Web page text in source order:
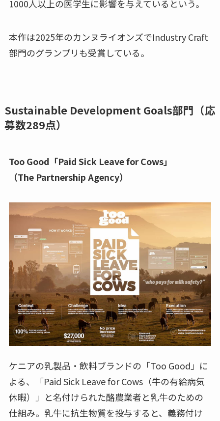
1000人以上の医学生に影響を与えているという。
本作は2025年のカンヌライオンズでIndustry Craft
部門のグランプリも受賞している。
Sustainable Development Goals部門（応
募数289点）
Too Good「Paid Sick Leave for Cows」
（The Partnership Agency）
ケニアの乳製品・飲料ブランドの「Too Good」に
よる、「Paid Sick Leave for Cows（牛の有給病気
休暇）」と名付けられた酪農業者と乳牛のための
仕組み。乳牛に抗生物質を投与すると、義務付け